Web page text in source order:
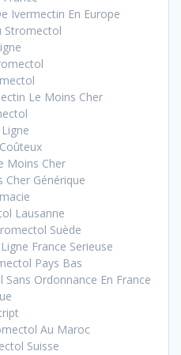
Ivermectin En Europe
Stromectol
Le Moins Cher
Moins Cher
Générique
Lausanne
Suède
France Serieuse
Pays Bas
Ordonnance En France
Au Maroc
Suisse